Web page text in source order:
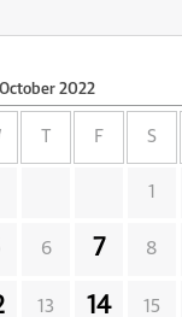
October 2022
F S
1
6 7 8
13 14 15